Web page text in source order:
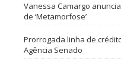
Vanessa Camargo
de ‘Metamorfose’
Prorrogada linha de
Agência Senado